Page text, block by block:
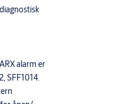
alarm er
SFF1014.